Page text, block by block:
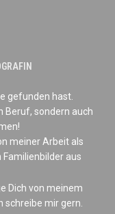
gefunden hast.
Beruf, sondern auch
meiner Arbeit als
aus
Dich von meinem
schreibe mir gern.